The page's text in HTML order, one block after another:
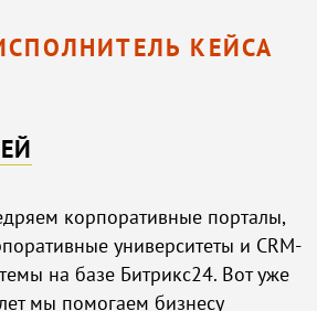
КЕЙСА
корпоративные порталы,
университеты и CRM-
на базе Битрикс24. Вот уже
мы помогаем бизнесу